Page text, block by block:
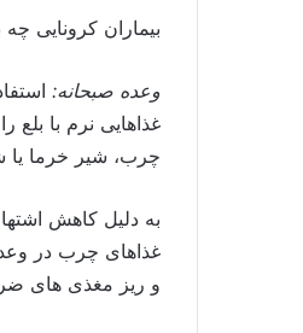
بیماران کرونایی چه
وعده صبحانه:
غذاهایی نرم با
چرب، شیر خرما
به دلیل کاهش
غذاهای چرب در
و ریز مغذی های